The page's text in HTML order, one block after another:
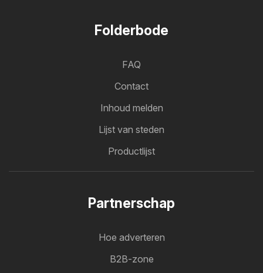
Folderbode
FAQ
Contact
Inhoud melden
Lijst van steden
Productlijst
Partnerschap
Hoe adverteren
B2B-zone